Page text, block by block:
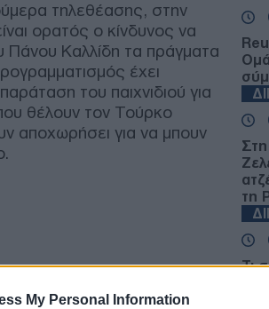
My Personal Information
τηλεθέασης, στην
ορατός ο κίνδυνος να
Πάνου Καλλίδη τα πράγματα
έχει
του παιχνιδιού για
θέλουν τον Τούρκο
αποχωρήσει για να μπουν
τη
Τι
Σ.